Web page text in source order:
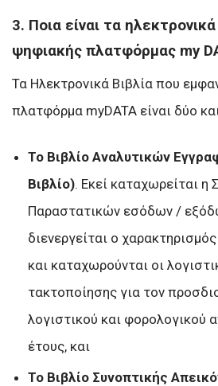
3. Ποια είναι τα
ψηφιακής πλατφόρμας my
Τα Ηλεκτρονικά Βιβλία που
πλατφόρμα myDATA είναι δύο
Το Βιβλίο Αναλυτικών
Βιβλίο). Εκεί καταχωρείται η
Παραστατικών εσόδων /
διενεργείται ο
και καταχωρούνται οι
τακτοποίησης για τον
λογιστικού και φορολογικού
έτους, και
Το Βιβλίο Συνοπτικής